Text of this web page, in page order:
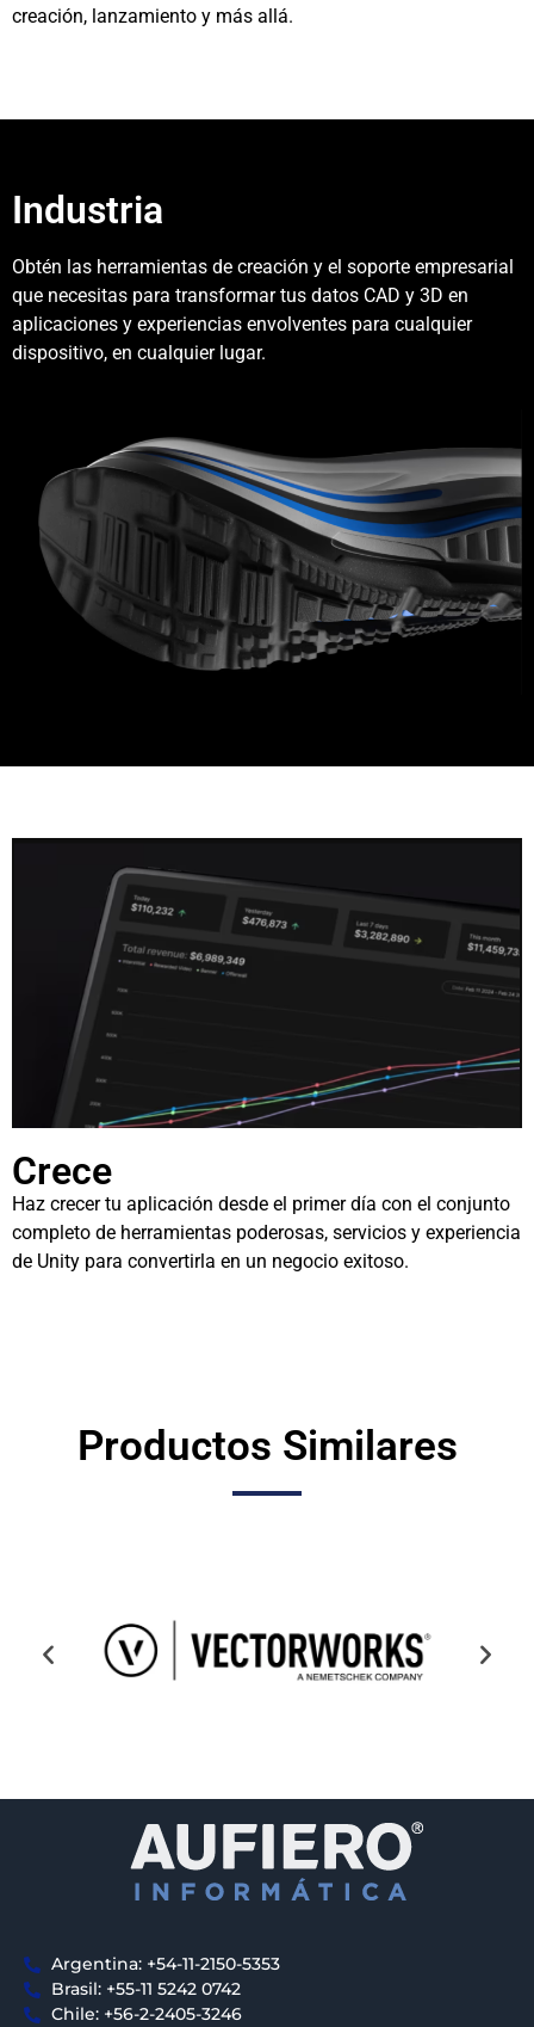
creación, lanzamiento y más allá.
Industria
Obtén las herramientas de creación y el soporte empresarial
que necesitas para transformar tus datos CAD y 3D en
aplicaciones y experiencias envolventes para cualquier
dispositivo, en cualquier lugar.
Crece
Haz crecer tu aplicación desde el primer día con el conjunto
completo de herramientas poderosas, servicios y experiencia
de Unity para convertirla en un negocio exitoso.
Productos Similares
Argentina: +54-11-2150-5353
Brasil: +55-11 5242 0742
Chile: +56-2-2405-3246